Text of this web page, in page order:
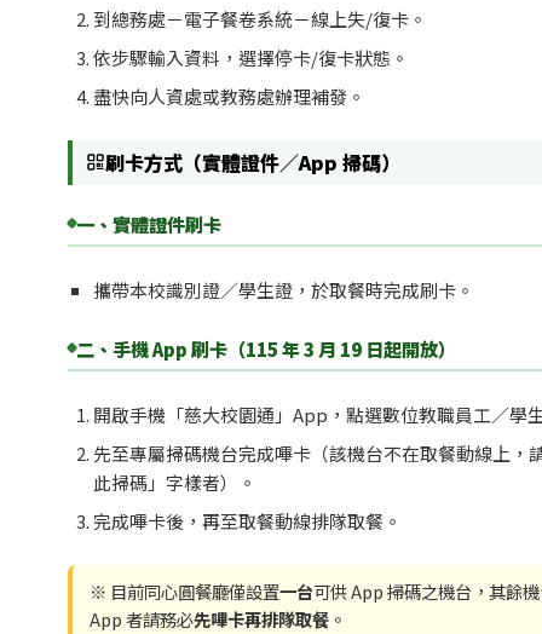
到總務處－電子餐卷系統－線上失/復卡。
依步驟輸入資料，選擇停卡/復卡狀態。
盡快向人資處或教務處辦理補發。
刷卡方式（實體證件／App 掃碼）
一、實體證件刷卡
攜帶本校識別證／學生證，於取餐時完成刷卡。
二、手機 App 刷卡（115 年 3 月 19 日起開放）
開啟手機「慈大校園通」App，點選數位教職員工／學
先至專屬掃碼機台完成嗶卡（該機台不在取餐動線上，
此掃碼」字樣者）。
完成嗶卡後，再至取餐動線排隊取餐。
※ 目前同心圓餐廳僅設置一台可供 App 掃碼之機台，其餘
App 者請務必先嗶卡再排隊取餐。